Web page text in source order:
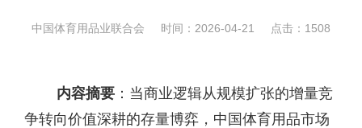
中国体育用品业联合会 时间：2026-04-21 点击： 1508
内容摘要 ：当商业逻辑从规模扩张的增量竞
争转向价值深耕的存量博弈，中国体育用品市场